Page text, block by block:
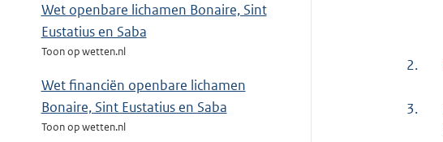
Wet openbare lichamen Bonaire, Sint
Eustatius en Saba
Toon op wetten.nl
Wet financiën openbare lichamen
Bonaire, Sint Eustatius en Saba
Toon op wetten.nl
2.
3.